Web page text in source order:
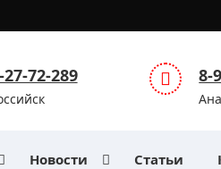
72-289 8-
Новости Статьи